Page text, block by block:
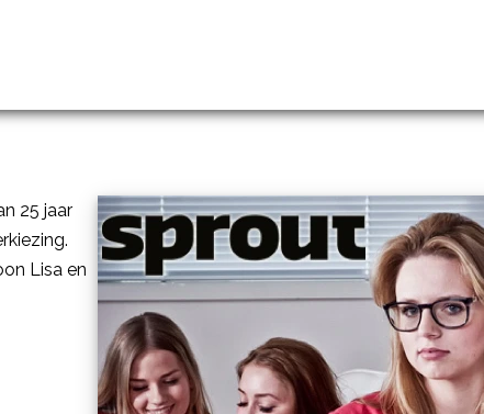
25 jaar
Lisa en